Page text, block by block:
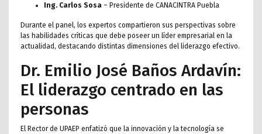
Ing. Carlos Sosa – Presidente de CANACINTRA Puebla
Durante el panel, los expertos compartieron sus perspectivas sobre
las habilidades críticas que debe poseer un líder empresarial en la
actualidad, destacando distintas dimensiones del liderazgo efectivo.
Dr. Emilio José Baños Ardavín:
El liderazgo centrado en las
personas
El Rector de UPAEP enfatizó que la innovación y la tecnología se